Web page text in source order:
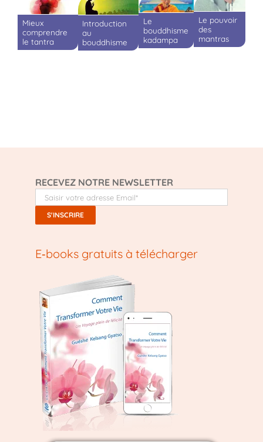
Mieux
comprendre
le tantra
Introduction
au
bouddhisme
Le
bouddhisme
kadampa
Le pouvoir
des
mantras
RECEVEZ NOTRE NEWSLETTER
E‑books gratuits à télécharger